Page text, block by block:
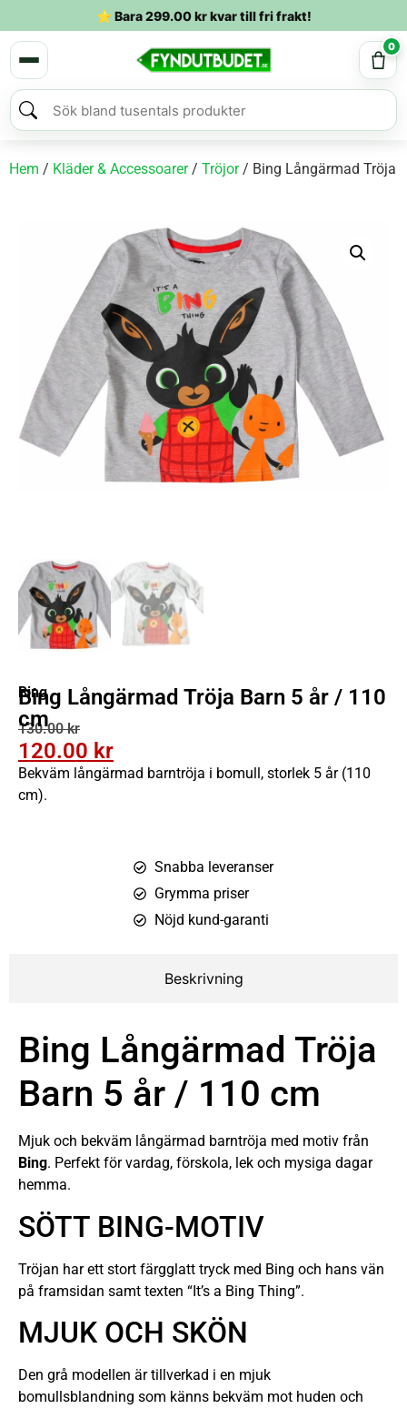
⭐ Bara299.00krkvar till fri frakt!
0
Hem / Kläder & Accessoarer/ Tröjor/ Bing Långärmad Tröja
Bing
Bing Långärmad Tröja Barn 5 år / 110
cm
130.00kr
120.00 kr
Bekväm långärmad barntröja i bomull, storlek 5 år (110
cm).
Snabba leveranser
Grymma priser
Nöjd kund-garanti
Beskrivning
Bing Långärmad Tröja
Barn 5 år / 110 cm
Mjuk och bekväm långärmad barntröja med motiv från
Bing. Perfekt för vardag, förskola, lek och mysiga dagar
hemma.
SÖTT BING-MOTIV
Tröjan har ett stort färgglatt tryck med Bing och hans vän
på framsidan samt texten “It’s a Bing Thing”.
MJUK OCH SKÖN
Den grå modellen är tillverkad i en mjuk
bomullsblandning som känns bekväm mot huden och